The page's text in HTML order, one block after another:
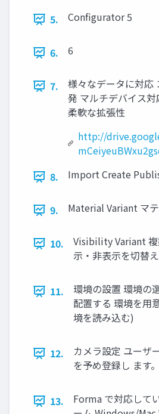
5. Configurator 5
6. 6
7.
様々なデータに対応
発 マルチデバイス
柔軟な拡張性
http://
8.
Import Create
9. Material Variant マ
10.
Visibility Variant
示・非表示を切替
11.
環境の設置 環境の
配置する 環境を用
境を読み込む)
12.
カメラ設定 ユーザ
を予め登録し ます。
13.
Forma で対応して